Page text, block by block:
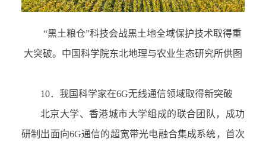
“黑土粮仓”科技会战黑土地全域保护技术取得重
大突破。中国科学院东北地理与农业生态研究所供图
10． 我国科学家在6G无线通信领域取得新突破
北京大学、香港城市大学组成的联合团队，成功
研制出面向6G通信的超宽带光电融合集成系统，首次